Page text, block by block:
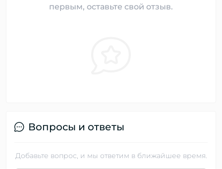
первым, оставьте свой отзыв.
Вопросы и ответы
Добавьте вопрос, и мы ответим в ближайшее время.